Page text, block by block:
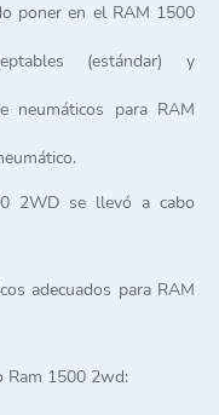
poner en el RAM 1500
(estándar) y
neumáticos para RAM
2WD se llevó a cabo
adecuados para RAM
Ram 1500 2wd: